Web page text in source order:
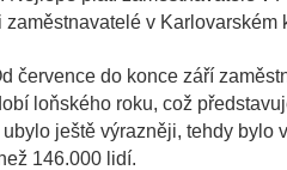
v Karlovarském
července do konce září
loňského roku, což
ještě výrazněji, tehdy bylo
146.000 lidí.